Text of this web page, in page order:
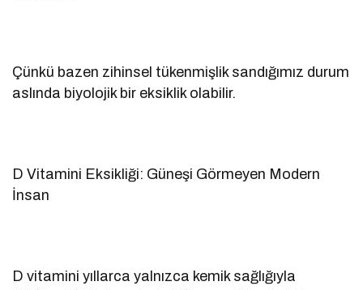
Çünkü bazen zihinsel tükenmişlik sandığımız durum
aslında biyolojik bir eksiklik olabilir.
D Vitamini Eksikliği: Güneşi Görmeyen Modern
İnsan
D vitamini yıllarca yalnızca kemik sağlığıyla